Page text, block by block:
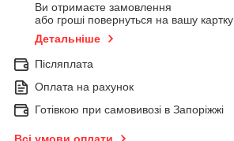
Ви отримаєте замовлення
або гроші повернуться на вашу картку
Детальніше
Післяплата
Оплата на рахунок
Готівкою при самовивозі в Запоріжжі